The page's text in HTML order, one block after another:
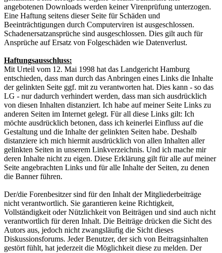
angebotenen Downloads werden keiner Virenprüfung unterzogen.
Eine Haftung seitens dieser Seite für Schäden und
Beeinträchtigungen durch Computerviren ist ausgeschlossen.
Schadenersatzansprüche sind ausgeschlossen. Dies gilt auch für
Ansprüche auf Ersatz von Folgeschäden wie Datenverlust.
Haftungsausschluss:
Mit Urteil vom 12. Mai 1998 hat das Landgericht Hamburg
entschieden, dass man durch das Anbringen eines Links die Inhalte
der gelinkten Seite ggf. mit zu verantworten hat. Dies kann - so das
LG - nur dadurch verhindert werden, dass man sich ausdrücklich
von diesen Inhalten distanziert. Ich habe auf meiner Seite Links zu
anderen Seiten im Internet gelegt. Für all diese Links gilt: Ich
möchte ausdrücklich betonen, dass ich keinerlei Einfluss auf die
Gestaltung und die Inhalte der gelinkten Seiten habe. Deshalb
distanziere ich mich hiermit ausdrücklich von allen Inhalten aller
gelinkten Seiten in unserem Linkverzeichnis. Und ich mache mir
deren Inhalte nicht zu eigen. Diese Erklärung gilt für alle auf meiner
Seite angebrachten Links und für alle Inhalte der Seiten, zu denen
die Banner führen.
Der/die Forenbesitzer sind für den Inhalt der Mitgliederbeiträge
nicht verantwortlich. Sie garantieren keine Richtigkeit,
Vollständigkeit oder Nützlichkeit von Beiträgen und sind auch nicht
verantwortlich für deren Inhalt. Die Beiträge drücken die Sicht des
Autors aus, jedoch nicht zwangsläufig die Sicht dieses
Diskussionsforums. Jeder Benutzer, der sich von Beitragsinhalten
gestört fühlt, hat jederzeit die Möglichkeit diese zu melden. Der